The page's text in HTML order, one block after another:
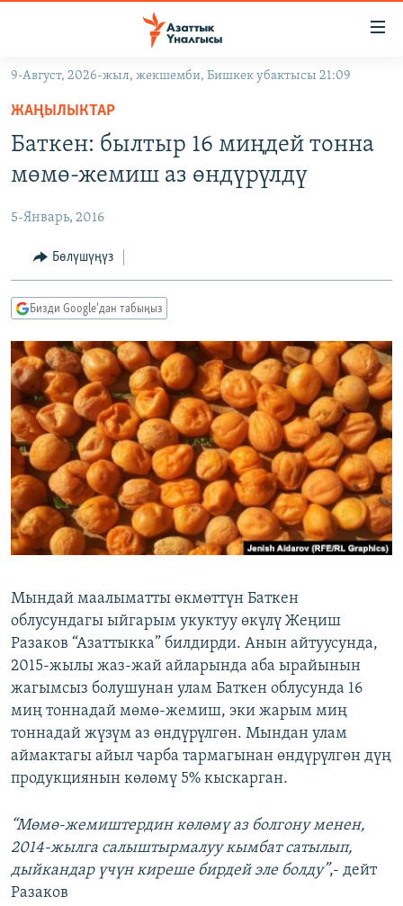
Навигацияга
өтүңүз
Издөөгө
салыңыз
КЫРГЫЗСТАН
ЭКОНОМИКА
МАДАНИЯТ
БОРБОР АЗИЯ
АТАЙЫН ИЛИКТӨӨ
ТВ ПРОГРАММАЛАР
ЭКСПЕРТТЕР ТАЛДАЙТ
БИЗ ЖАНА ДҮЙНӨ
ДАНИСТЕ
ЭЖЕ-СИҢДИЛЕР
АЗАТТЫК+
ЫҢГАЙСЫЗ СУРООЛОР
ӨЗГӨЧӨ ПИКИР
Русский
ОНЛАЙН ШЕРИНЕ
ЭЕ/АРнун бардык сайттары
9-Август, 2026-жыл, жекшемби, Бишкек убактысы 21:09
ЖАҢЫЛЫКТАР
Баткен: былтыр 16 миңдей тонна
мөмө-жемиш аз өндүрүлдү
5-Январь, 2016
Бөлүшүңүз
Бизди Google'дан табыңыз
Мындай маалыматты өкмөттүн Баткен
облусундагы ыйгарым укуктуу өкүлү Жеңиш
Разаков “Азаттыкка” билдирди. Анын айтуусунда,
2015-жылы жаз-жай айларында аба ырайынын
жагымсыз болушунан улам Баткен облусунда 16
миң тоннадай мөмө-жемиш, эки жарым миң
тоннадай жүзүм аз өндүрүлгөн. Мындан улам
аймактагы айыл чарба тармагынан өндүрүлгөн дүң
продукциянын көлөмү 5% кыскарган.
“Мөмө-жемиштердин көлөмү аз болгону менен,
2014-жылга салыштырмалуу кымбат сатылып,
дыйкандар үчүн киреше бирдей эле болду”,- дейт
Разаков